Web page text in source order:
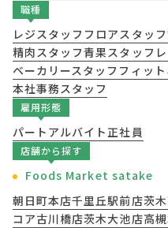
職種
レジスタッフ フロアスタッフ
精肉スタッフ青果スタッフ
ベーカリースタッフ フィッ
本社事務スタッフ
雇用形態
パート アルバイト正社員
店舗から探す
Foods Market satake
朝日町本店千里丘駅前店茨
コア古川橋店茨木大池店高